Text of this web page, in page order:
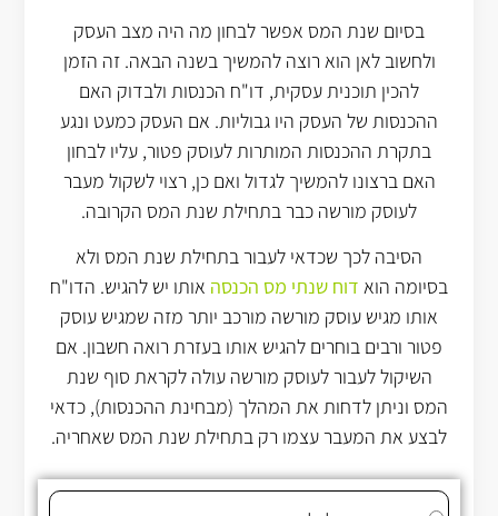
בסיום שנת המס אפשר לבחון מה היה מצב העסק
ולחשוב לאן הוא רוצה להמשיך בשנה הבאה. זה הזמן
להכין תוכנית עסקית, דו"ח הכנסות ולבדוק האם
ההכנסות של העסק היו גבוליות. אם העסק כמעט ונגע
בתקרת ההכנסות המותרות לעוסק פטור, עליו לבחון
האם ברצונו להמשיך לגדול ואם כן, רצוי לשקול מעבר
לעוסק מורשה כבר בתחילת שנת המס הקרובה.
הסיבה לכך שכדאי לעבור בתחילת שנת המס ולא
בסיומה הוא דוח שנתי מס הכנסה אותו יש להגיש. הדו"ח
אותו מגיש עוסק מורשה מורכב יותר מזה שמגיש עוסק
פטור ורבים בוחרים להגיש אותו בעזרת רואה חשבון. אם
השיקול לעבור לעוסק מורשה עולה לקראת סוף שנת
המס וניתן לדחות את המהלך (מבחינת ההכנסות), כדאי
לבצע את המעבר עצמו רק בתחילת שנת המס שאחריה.